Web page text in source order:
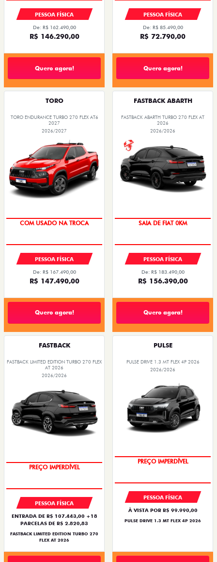
PESSOA FÍSICA
De: R$ 162.490,00
R$ 146.290,00
Quero agora!
PESSOA FÍSICA
De: R$ 85.490,00
R$ 72.790,00
Quero agora!
TORO
TORO ENDURANCE TURBO 270 FLEX AT6
2027
2026/2027
PESSOA FÍSICA
De: R$ 167.490,00
R$ 147.490,00
Quero agora!
FASTBACK ABARTH
FASTBACK ABARTH TURBO 270 FLEX AT
2026
2026/2026
PESSOA FÍSICA
De: R$ 183.490,00
R$ 156.390,00
Quero agora!
FASTBACK
FASTBACK LIMITED EDITION TURBO 270 FLEX
AT 2026
2026/2026
PESSOA FÍSICA
ENTRADA DE R$ 107.443,00 +18
PARCELAS DE R$ 2.820,83
FASTBACK LIMITED EDITION TURBO 270
FLEX AT 2026
PULSE
PULSE DRIVE 1.3 MT FLEX 4P 2026
2026/2026
PESSOA FÍSICA
À VISTA POR R$ 99.990,00
PULSE DRIVE 1.3 MT FLEX 4P 2026